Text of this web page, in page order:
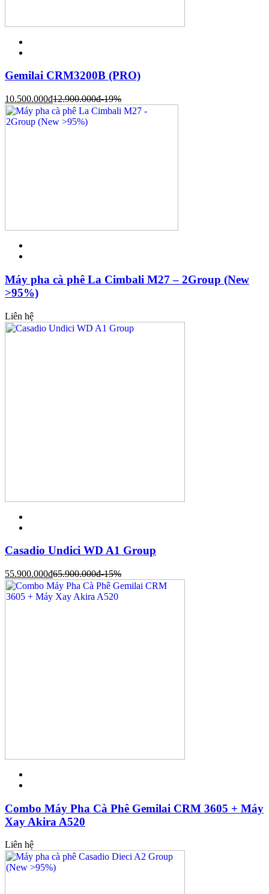
Gemilai CRM3200B (PRO)
10.500.000đ12.900.000đ-19%
Máy pha cà phê La Cimbali M27 – 2Group (New
>95%)
Liên hệ
Casadio Undici WD A1 Group
55.900.000đ65.900.000đ-15%
Combo Máy Pha Cà Phê Gemilai CRM 3605 + Máy
Xay Akira A520
Liên hệ